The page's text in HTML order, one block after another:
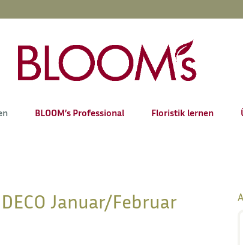
BLOOM’s Professional Floristik lernen
Januar/Februar